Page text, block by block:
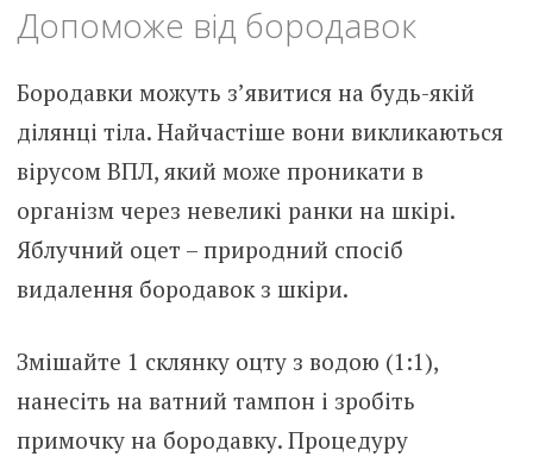
Допоможе від бородавок
Бородавки можуть з’явитися на будь-якій
ділянці тіла. Найчастіше вони викликаються
вірусом ВПЛ, який може проникати в
організм через невеликі ранки на шкірі.
Яблучний оцет – природний спосіб
видалення бородавок з шкіри.
Змішайте 1 склянку оцту з водою (1:1),
нанесіть на ватний тампон і зробіть
примочку на бородавку. Процедуру